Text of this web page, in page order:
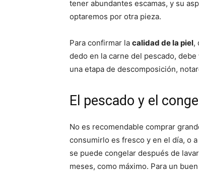
tener abundantes escamas, y su
optaremos por otra pieza.
Para confirmar la calidad de la piel,
dedo en la carne del pescado,
una etapa de descomposición,
El pescado y el
No es recomendable comprar
consumirlo es fresco y en el día, o
se puede congelar después de
meses, como máximo. Para un